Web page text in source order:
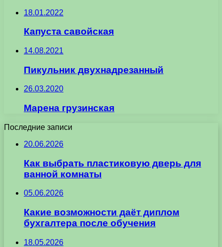
18.01.2022
Капуста савойская
14.08.2021
Пикульник двухнадрезанный
26.03.2020
Марена грузинская
Последние записи
20.06.2026
Как выбрать пластиковую дверь для
ванной комнаты
05.06.2026
Какие возможности даёт диплом
бухгалтера после обучения
18.05.2026